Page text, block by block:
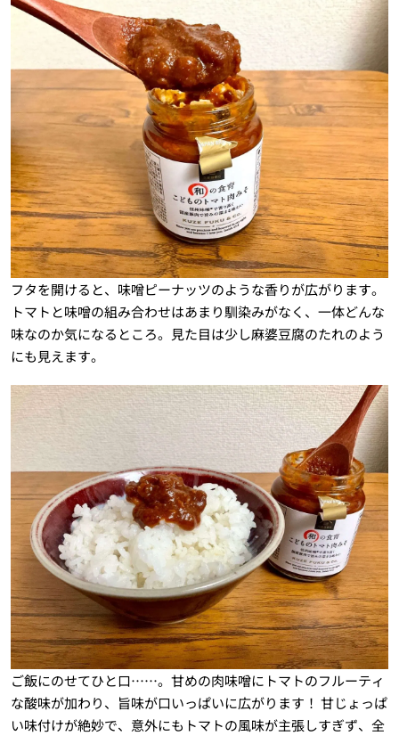
フタを開けると、味噌ピーナッツのような香りが広がります。
トマトと味噌の組み合わせはあまり馴染みがなく、一体どんな
味なのか気になるところ。見た目は少し麻婆豆腐のたれのよう
にも見えます。
ご飯にのせてひと口……。甘めの肉味噌にトマトのフルーティ
な酸味が加わり、旨味が口いっぱいに広がります！ 甘じょっぱ
い味付けが絶妙で、意外にもトマトの風味が主張しすぎず、全